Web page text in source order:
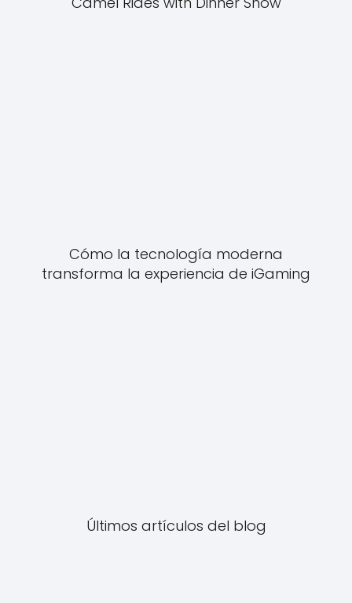
Cómo la tecnología moderna
transforma la experiencia de iGaming
Últimos artículos del blog